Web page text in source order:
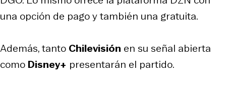
una opción de pago y también una gratuita.
Además, tanto Chilevisión en su señal abierta
como Disney+ presentarán el partido.